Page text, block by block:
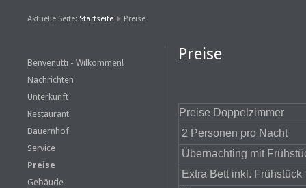
Aktuelle Seite: Startseite Preise
Benvenutti - Wilkommen!
Nachrichten
Unterkunft
Restaurant
Bauernhof
Service
Preise
Gebäude
Preise
Preise Doppelzimmer
2 Personen pro Nacht
Übernachting mit
Extra Bett inkl. Frühstück